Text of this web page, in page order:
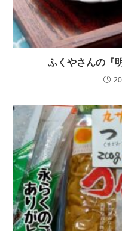
ふくやさんの『